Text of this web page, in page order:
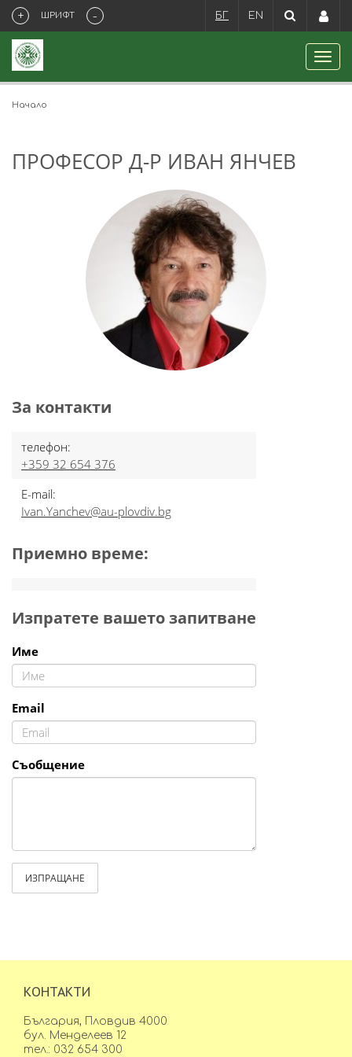
+ ШРИФТ - БГ EN
Начало
ПРОФЕСОР Д-Р ИВАН ЯНЧЕВ
За контакти
телефон:
+359 32 654 376
E-mail:
Ivan.Yanchev@au-plovdiv.bg
Приемно време:
Изпратете вашето запитване
Име
Email
Съобщение
ИЗПРАЩАНЕ
КОНТАКТИ
България, Пловдив 4000
бул. Менделеев 12
тел.: 032 654 300